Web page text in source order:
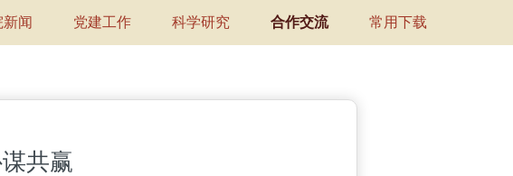
闻 党建工作 科学研究 合作交流 常用下载
共赢